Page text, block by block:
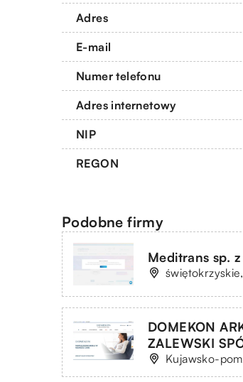
Adres
E-mail
Numer telefonu
Adres internetowy
NIP
REGON
Podobne firmy
Meditrans sp.
DOMEKON
ZALEWSKI
Kujawsko-